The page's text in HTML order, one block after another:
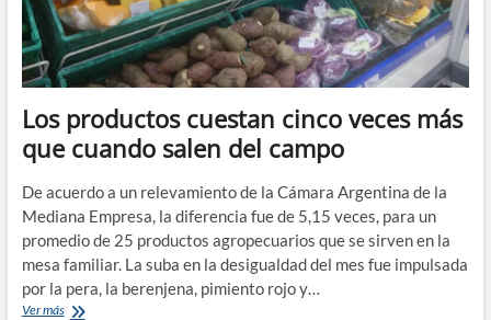
de
noviembre
Los productos cuestan cinco veces más
que cuando salen del campo
De acuerdo a un relevamiento de la Cámara Argentina de la
Mediana Empresa, la diferencia fue de 5,15 veces, para un
promedio de 25 productos agropecuarios que se sirven en la
mesa familiar. La suba en la desigualdad del mes fue impulsada
por la pera, la berenjena, pimiento rojo y…
Ver másLos